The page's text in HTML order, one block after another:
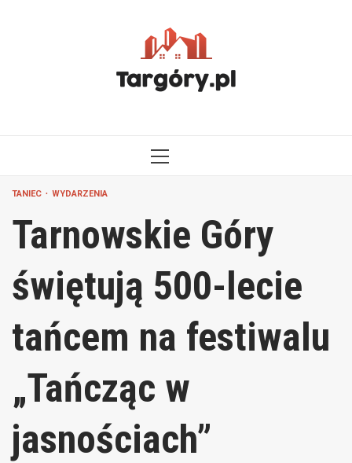
MENU
TANIEC WYDARZENIA
Tarnowskie Góry
świętują 500-lecie
tańcem na festiwalu
„Tańcząc w
jasnościach”